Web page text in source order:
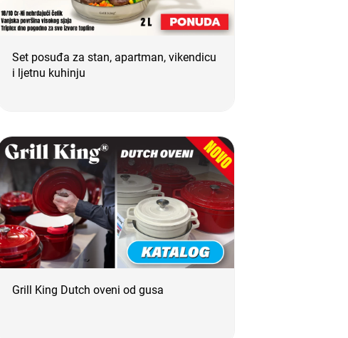
Set posuđa za stan, apartman, vikendicu
i ljetnu kuhinju
Grill King Dutch oveni od gusa